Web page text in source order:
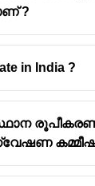
?
in India ?